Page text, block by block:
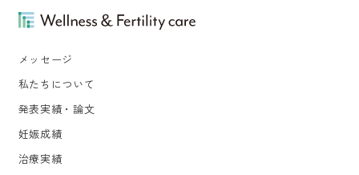
メッセージ
私たちについて
発表実績・論文
妊娠成績
治療実績